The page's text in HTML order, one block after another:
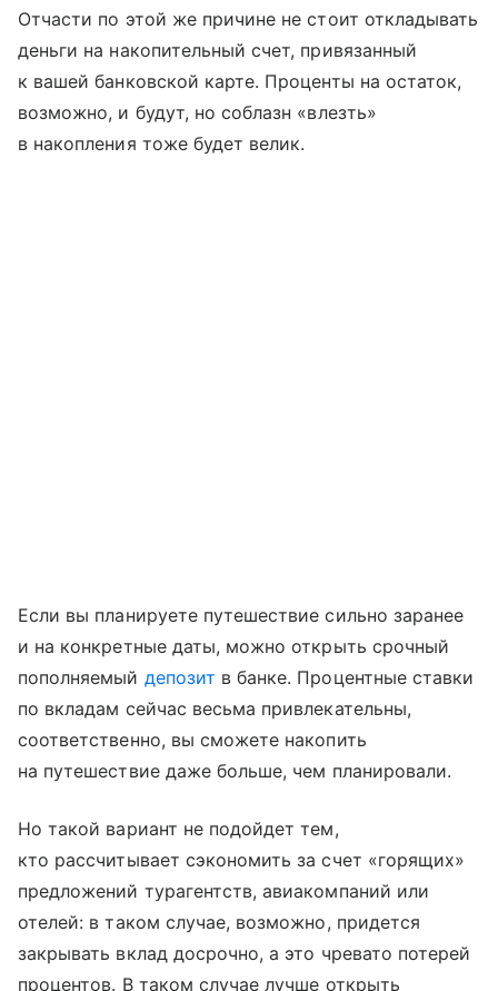
Отчасти по этой же причине не стоит откладывать
деньги на накопительный счет, привязанный
к вашей банковской карте. Проценты на остаток,
возможно, и будут, но соблазн «влезть»
в накопления тоже будет велик.
Если вы планируете путешествие сильно заранее
и на конкретные даты, можно открыть срочный
пополняемый депозит в банке. Процентные ставки
по вкладам сейчас весьма привлекательны,
соответственно, вы сможете накопить
на путешествие даже больше, чем планировали.
Но такой вариант не подойдет тем,
кто рассчитывает сэкономить за счет «горящих»
предложений турагентств, авиакомпаний или
отелей: в таком случае, возможно, придется
закрывать вклад досрочно, а это чревато потерей
процентов. В таком случае лучше открыть